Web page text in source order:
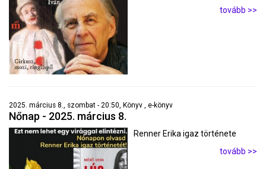
tovább >>
2025. március 8., szombat - 20:50, Könyv , e-könyv
Nőnap - 2025. március 8.
Renner Erika igaz története
tovább >>